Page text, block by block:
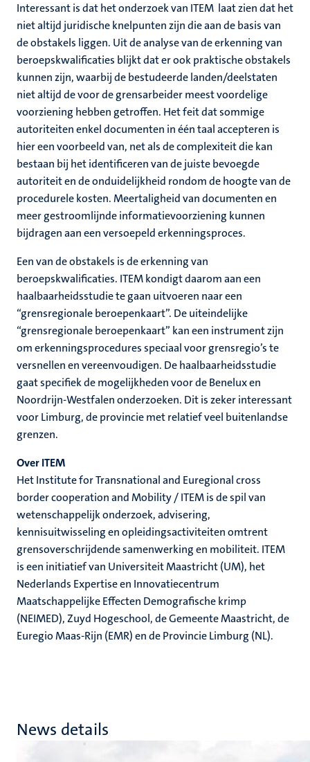
Interessant is dat het onderzoek van ITEM laat zien dat het
niet altijd juridische knelpunten zijn die aan de basis van
de obstakels liggen. Uit de analyse van de erkenning van
beroepskwalificaties blijkt dat er ook praktische obstakels
kunnen zijn, waarbij de bestudeerde landen/deelstaten
niet altijd de voor de grensarbeider meest voordelige
voorziening hebben getroffen. Het feit dat sommige
autoriteiten enkel documenten in één taal accepteren is
hier een voorbeeld van, net als de complexiteit die kan
bestaan bij het identificeren van de juiste bevoegde
autoriteit en de onduidelijkheid rondom de hoogte van de
procedurele kosten. Meertaligheid van documenten en
meer gestroomlijnde informatievoorziening kunnen
bijdragen aan een versoepeld erkenningsproces.
Een van de obstakels is de erkenning van
beroepskwalificaties. ITEM kondigt daarom aan een
haalbaarheidsstudie te gaan uitvoeren naar een
“grensregionale beroepenkaart”. De uiteindelijke
“grensregionale beroepenkaart” kan een instrument zijn
om erkenningsprocedures speciaal voor grensregio’s te
versnellen en vereenvoudigen. De haalbaarheidsstudie
gaat specifiek de mogelijkheden voor de Benelux en
Noordrijn-Westfalen onderzoeken. Dit is zeker interessant
voor Limburg, de provincie met relatief veel buitenlandse
grenzen.
Over ITEM
Het Institute for Transnational and Euregional cross
border cooperation and Mobility / ITEM is de spil van
wetenschappelijk onderzoek, advisering,
kennisuitwisseling en opleidingsactiviteiten omtrent
grensoverschrijdende samenwerking en mobiliteit. ITEM
is een initiatief van Universiteit Maastricht (UM), het
Nederlands Expertise en Innovatiecentrum
Maatschappelijke Effecten Demografische krimp
(NEIMED), Zuyd Hogeschool, de Gemeente Maastricht, de
Euregio Maas-Rijn (EMR) en de Provincie Limburg (NL).
News details